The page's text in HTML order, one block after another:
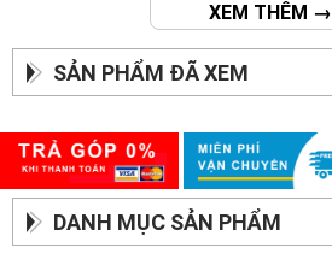
XEM THÊM →
SẢN PHẨM ĐÃ XEM
DANH MỤC SẢN PHẨM